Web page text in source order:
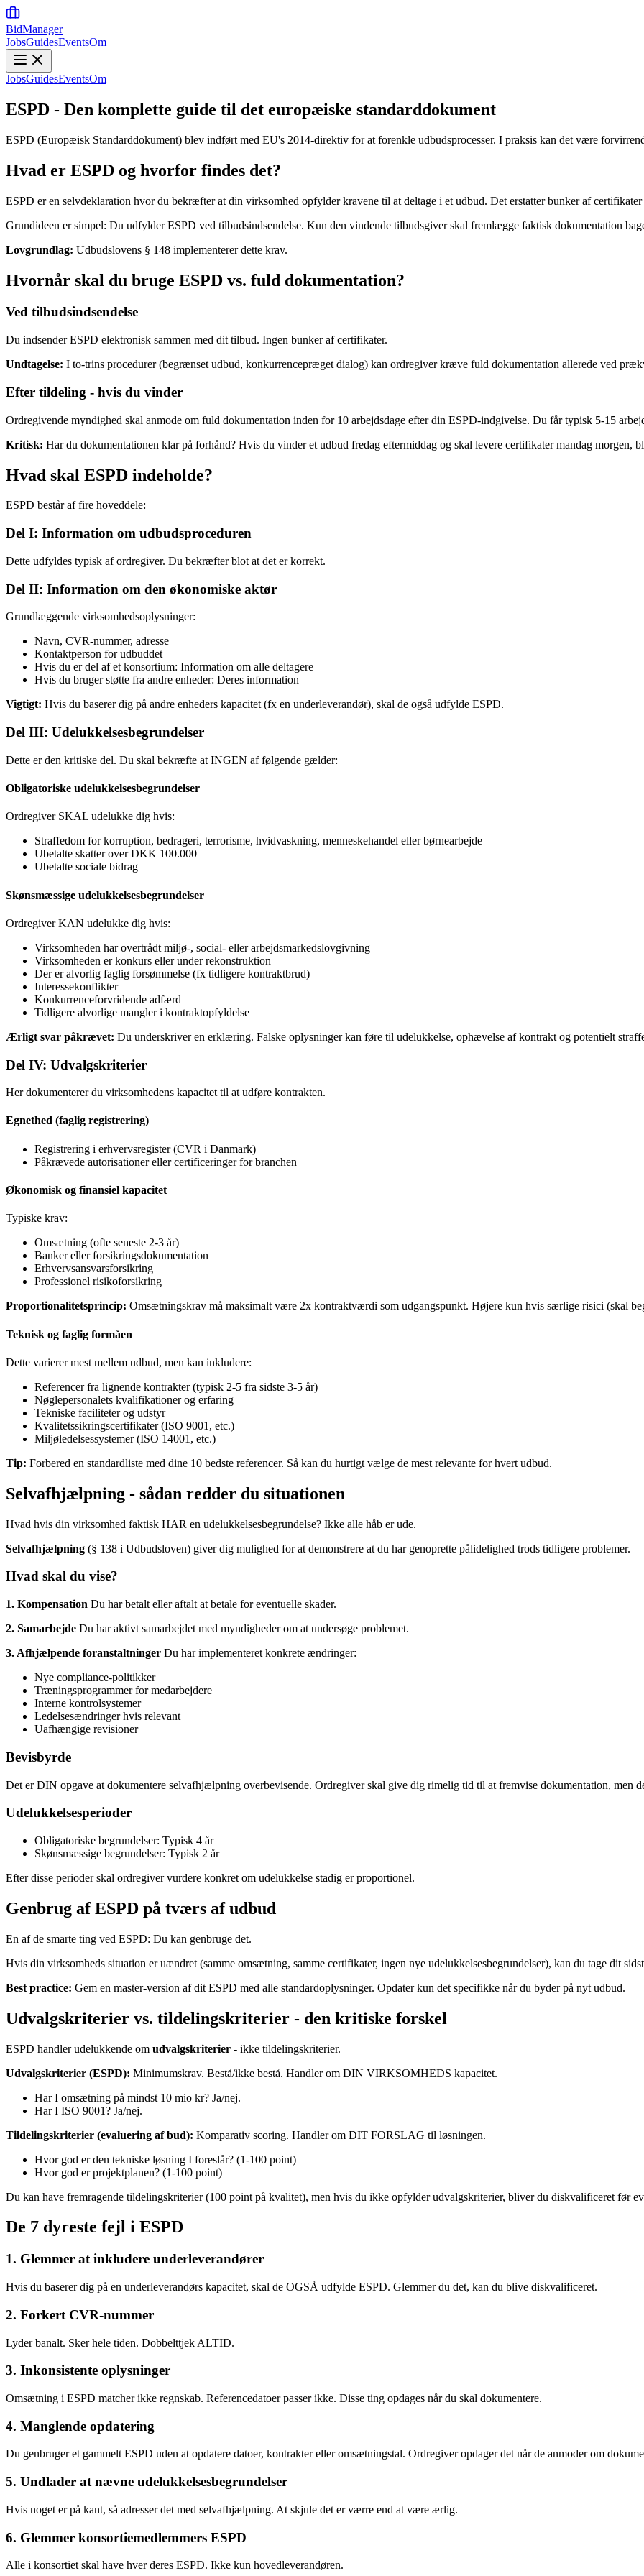
BidManager
JobsGuidesEventsOm
JobsGuidesEventsOm
ESPD - Den komplette guide til det europæiske standarddokument
ESPD (Europæisk Standarddokument) blev indført med EU's 2014-direktiv for at forenkle udbudsprocesser. I praksis kan det være
Hvad er ESPD og hvorfor findes det?
ESPD er en selvdeklaration hvor du bekræfter at din virksomhed opfylder kravene til at deltage i et udbud. Det erstatter bunker af
Grundideen er simpel: Du udfylder ESPD ved tilbudsindsendelse. Kun den vindende tilbudsgiver skal fremlægge faktisk dokumentation
Lovgrundlag: Udbudslovens § 148 implementerer dette krav.
Hvornår skal du bruge ESPD vs. fuld dokumentation?
Ved tilbudsindsendelse
Du indsender ESPD elektronisk sammen med dit tilbud. Ingen bunker af certifikater.
Undtagelse: I to-trins procedurer (begrænset udbud, konkurrencepræget dialog) kan ordregiver kræve fuld dokumentation allerede ved
Efter tildeling - hvis du vinder
Ordregivende myndighed skal anmode om fuld dokumentation inden for 10 arbejdsdage efter din ESPD-indgivelse. Du får typisk 5-15
Kritisk: Har du dokumentationen klar på forhånd? Hvis du vinder et udbud fredag eftermiddag og skal levere certifikater mandag morgen,
Hvad skal ESPD indeholde?
ESPD består af fire hoveddele:
Del I: Information om udbudsproceduren
Dette udfyldes typisk af ordregiver. Du bekræfter blot at det er korrekt.
Del II: Information om den økonomiske aktør
Grundlæggende virksomhedsoplysninger:
Navn, CVR-nummer, adresse
Kontaktperson for udbuddet
Hvis du er del af et konsortium: Information om alle deltagere
Hvis du bruger støtte fra andre enheder: Deres information
Vigtigt: Hvis du baserer dig på andre enheders kapacitet (fx en underleverandør), skal de også udfylde ESPD.
Del III: Udelukkelsesbegrundelser
Dette er den kritiske del. Du skal bekræfte at INGEN af følgende gælder:
Obligatoriske udelukkelsesbegrundelser
Ordregiver SKAL udelukke dig hvis:
Straffedom for korruption, bedrageri, terrorisme, hvidvaskning, menneskehandel eller børnearbejde
Ubetalte skatter over DKK 100.000
Ubetalte sociale bidrag
Skønsmæssige udelukkelsesbegrundelser
Ordregiver KAN udelukke dig hvis:
Virksomheden har overtrådt miljø-, social- eller arbejdsmarkedslovgivning
Virksomheden er konkurs eller under rekonstruktion
Der er alvorlig faglig forsømmelse (fx tidligere kontraktbrud)
Interessekonflikter
Konkurrenceforvridende adfærd
Tidligere alvorlige mangler i kontraktopfyldelse
Ærligt svar påkrævet: Du underskriver en erklæring. Falske oplysninger kan føre til udelukkelse, ophævelse af kontrakt og potentielt
Del IV: Udvalgskriterier
Her dokumenterer du virksomhedens kapacitet til at udføre kontrakten.
Egnethed (faglig registrering)
Registrering i erhvervsregister (CVR i Danmark)
Påkrævede autorisationer eller certificeringer for branchen
Økonomisk og finansiel kapacitet
Typiske krav:
Omsætning (ofte seneste 2-3 år)
Banker eller forsikringsdokumentation
Erhvervsansvarsforsikring
Professionel risikoforsikring
Proportionalitetsprincip: Omsætningskrav må maksimalt være 2x kontraktværdi som udgangspunkt. Højere kun hvis særlige risici (skal
Teknisk og faglig formåen
Dette varierer mest mellem udbud, men kan inkludere:
Referencer fra lignende kontrakter (typisk 2-5 fra sidste 3-5 år)
Nøglepersonalets kvalifikationer og erfaring
Tekniske faciliteter og udstyr
Kvalitetssikringscertifikater (ISO 9001, etc.)
Miljøledelsessystemer (ISO 14001, etc.)
Tip: Forbered en standardliste med dine 10 bedste referencer. Så kan du hurtigt vælge de mest relevante for hvert udbud.
Selvafhjælpning - sådan redder du situationen
Hvad hvis din virksomhed faktisk HAR en udelukkelsesbegrundelse? Ikke alle håb er ude.
Selvafhjælpning (§ 138 i Udbudsloven) giver dig mulighed for at demonstrere at du har genoprette pålidelighed trods tidligere problemer.
Hvad skal du vise?
1. Kompensation Du har betalt eller aftalt at betale for eventuelle skader.
2. Samarbejde Du har aktivt samarbejdet med myndigheder om at undersøge problemet.
3. Afhjælpende foranstaltninger Du har implementeret konkrete ændringer:
Nye compliance-politikker
Træningsprogrammer for medarbejdere
Interne kontrolsystemer
Ledelsesændringer hvis relevant
Uafhængige revisioner
Bevisbyrde
Det er DIN opgave at dokumentere selvafhjælpning overbevisende. Ordregiver skal give dig rimelig tid til at fremvise dokumentation, men
Udelukkelsesperioder
Obligatoriske begrundelser: Typisk 4 år
Skønsmæssige begrundelser: Typisk 2 år
Efter disse perioder skal ordregiver vurdere konkret om udelukkelse stadig er proportionel.
Genbrug af ESPD på tværs af udbud
En af de smarte ting ved ESPD: Du kan genbruge det.
Hvis din virksomheds situation er uændret (samme omsætning, samme certifikater, ingen nye udelukkelsesbegrundelser), kan du tage dit
Best practice: Gem en master-version af dit ESPD med alle standardoplysninger. Opdater kun det specifikke når du byder på nyt udbud.
Udvalgskriterier vs. tildelingskriterier - den kritiske forskel
ESPD handler udelukkende om udvalgskriterier - ikke tildelingskriterier.
Udvalgskriterier (ESPD): Minimumskrav. Bestå/ikke bestå. Handler om DIN VIRKSOMHEDS kapacitet.
Har I omsætning på mindst 10 mio kr? Ja/nej.
Har I ISO 9001? Ja/nej.
Tildelingskriterier (evaluering af bud): Komparativ scoring. Handler om DIT FORSLAG til løsningen.
Hvor god er den tekniske løsning I foreslår? (1-100 point)
Hvor god er projektplanen? (1-100 point)
Du kan have fremragende tildelingskriterier (100 point på kvalitet), men hvis du ikke opfylder udvalgskriterier, bliver du diskvalificeret før
De 7 dyreste fejl i ESPD
1. Glemmer at inkludere underleverandører
Hvis du baserer dig på en underleverandørs kapacitet, skal de OGSÅ udfylde ESPD. Glemmer du det, kan du blive diskvalificeret.
2. Forkert CVR-nummer
Lyder banalt. Sker hele tiden. Dobbelttjek ALTID.
3. Inkonsistente oplysninger
Omsætning i ESPD matcher ikke regnskab. Referencedatoer passer ikke. Disse ting opdages når du skal dokumentere.
4. Manglende opdatering
Du genbruger et gammelt ESPD uden at opdatere datoer, kontrakter eller omsætningstal. Ordregiver opdager det når de anmoder om
5. Undlader at nævne udelukkelsesbegrundelser
Hvis noget er på kant, så adresser det med selvafhjælpning. At skjule det er værre end at være ærlig.
6. Glemmer konsortiemedlemmers ESPD
Alle i konsortiet skal have hver deres ESPD. Ikke kun hovedleverandøren.